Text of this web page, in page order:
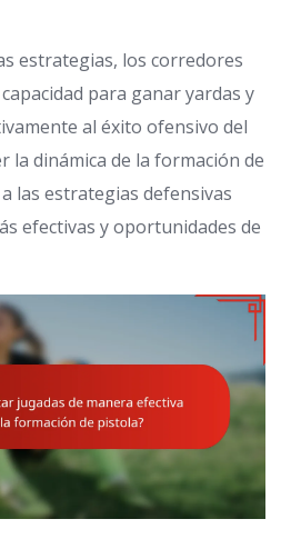
estrategias, los corredores
para ganar yardas y
al éxito ofensivo del
la dinámica de la formación de
las estrategias defensivas
efectivas y oportunidades de